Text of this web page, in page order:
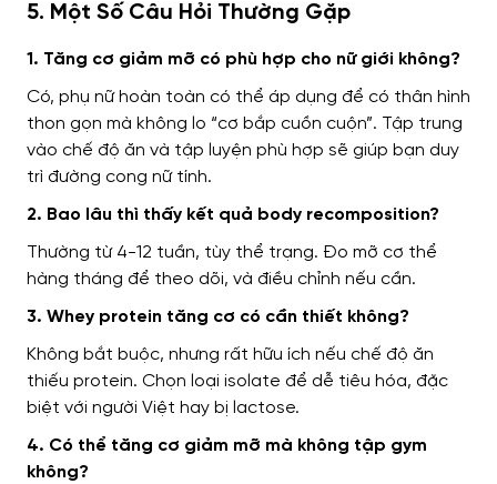
5. Một Số Câu Hỏi Thường Gặp
1. Tăng cơ giảm mỡ có phù hợp cho nữ giới không?
Có, phụ nữ hoàn toàn có thể áp dụng để có thân hình
thon gọn mà không lo “cơ bắp cuồn cuộn”. Tập trung
vào chế độ ăn và tập luyện phù hợp sẽ giúp bạn duy
trì đường cong nữ tính.
2. Bao lâu thì thấy kết quả body recomposition?
Thường từ 4-12 tuần, tùy thể trạng. Đo mỡ cơ thể
hàng tháng để theo dõi, và điều chỉnh nếu cần.
3. Whey protein tăng cơ có cần thiết không?
Không bắt buộc, nhưng rất hữu ích nếu chế độ ăn
thiếu protein. Chọn loại isolate để dễ tiêu hóa, đặc
biệt với người Việt hay bị lactose.
4. Có thể tăng cơ giảm mỡ mà không tập gym
không?